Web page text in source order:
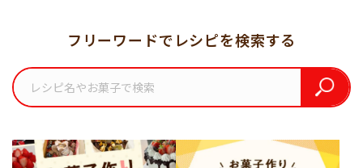
フリーワードでレシピを検索する